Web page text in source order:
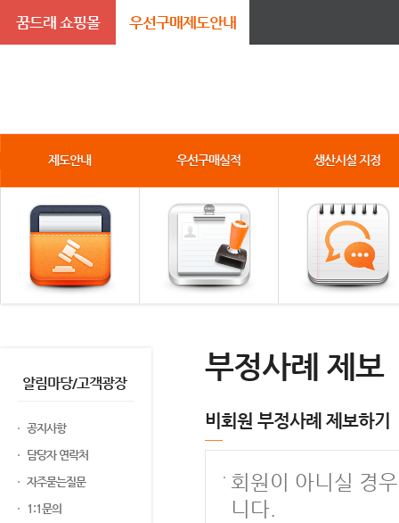
꿈드래 쇼핑몰 우선구매제도안내
제도안내 우선구매실적 생산시설 지정
알림마당/고객광장
공지사항
담당자 연락처
자주묻는질문
1:1문의
부정사례 제보
비회원 부정사례 제보하기
회원이 아니실 경
니다.